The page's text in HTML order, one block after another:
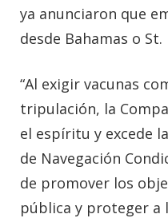
ya anunciaron que
desde Bahamas o
“Al exigir vacunas
tripulación, la
el espíritu y excede
de Navegación
de promover los
pública y proteger a